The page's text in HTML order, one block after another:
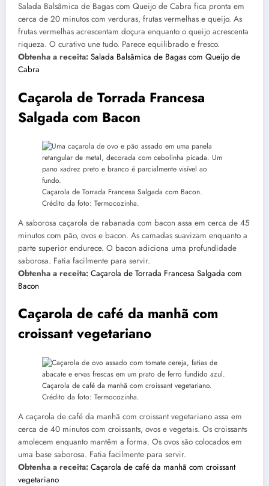
Salada Balsâmica de Bagas com Queijo de Cabra fica pronta em
cerca de 20 minutos com verduras, frutas vermelhas e queijo. As
frutas vermelhas acrescentam doçura enquanto o queijo acrescenta
riqueza. O curativo une tudo. Parece equilibrado e fresco.
Obtenha a receita: Salada Balsâmica de Bagas com Queijo de
Cabra
Caçarola de Torrada Francesa
Salgada com Bacon
Caçarola de Torrada Francesa Salgada com Bacon.
Crédito da foto: Termocozinha.
A saborosa caçarola de rabanada com bacon assa em cerca de 45
minutos com pão, ovos e bacon. As camadas suavizam enquanto a
parte superior endurece. O bacon adiciona uma profundidade
saborosa. Fatia facilmente para servir.
Obtenha a receita: Caçarola de Torrada Francesa Salgada com
Bacon
Caçarola de café da manhã com
croissant vegetariano
Caçarola de café da manhã com croissant vegetariano.
Crédito da foto: Termocozinha.
A caçarola de café da manhã com croissant vegetariano assa em
cerca de 40 minutos com croissants, ovos e vegetais. Os croissants
amolecem enquanto mantêm a forma. Os ovos são colocados em
uma base saborosa. Fatia facilmente para servir.
Obtenha a receita: Caçarola de café da manhã com croissant
vegetariano